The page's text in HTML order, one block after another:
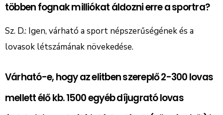
többen fognak milliókat áldozni erre a sportra?
Sz. D.: Igen, várható a sport népszerűségének és a
lovasok létszámának növekedése.
Várható-e, hogy az elitben szereplő 2-300 lovas
mellett élő kb. 1500 egyéb díjugrató lovas